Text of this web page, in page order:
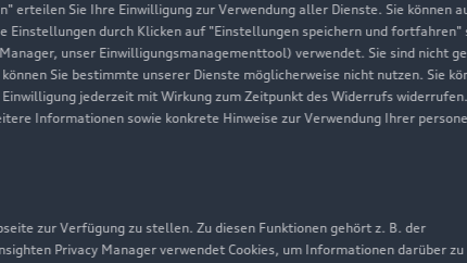
Sie Ihre Einwilligung zur Verwendung aller Dienste. Sie können
Einstellungen durch Klicken auf "Einstellungen speichern und fortfahren"
unser Einwilligungsmanagementtool) verwendet. Sie sind nicht
Sie bestimmte unserer Dienste möglicherweise nicht nutzen. Sie
jederzeit mit Wirkung zum Zeitpunkt des Widerrufs
Informationen sowie konkrete Hinweise zur Verwendung Ihrer
zur Verfügung zu stellen. Zu diesen Funktionen gehört z. B. der
Privacy Manager verwendet Cookies, um Informationen darüber